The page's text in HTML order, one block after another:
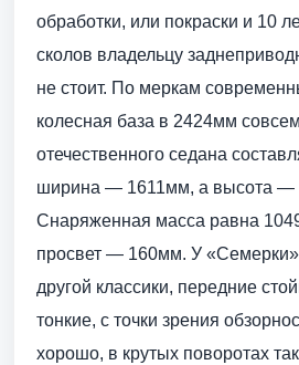
обработки, или покраски и 10
сколов владельцу
не стоит. По меркам
колесная база в 2424мм
отечественного седана
ширина — 1611мм, а высота —
Снаряженная масса равна
просвет — 160мм. У «Семерки»
другой классики, передние
тонкие, с точки зрения
хорошо, в крутых поворотах